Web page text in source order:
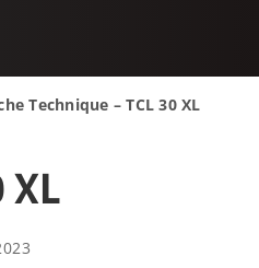
Technique – TCL 30 XL